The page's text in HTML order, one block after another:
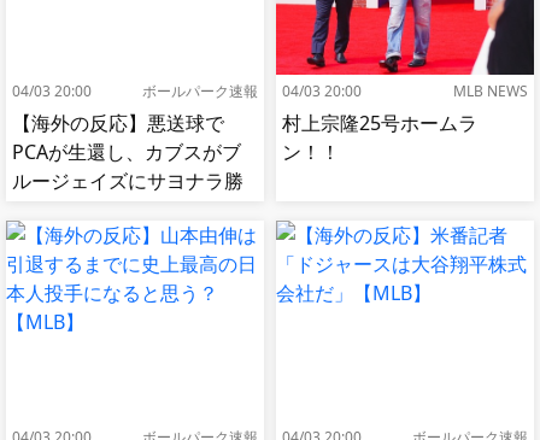
04/03 20:00 ボールパーク速報
【海外の反応】悪送球で
PCAが生還し、カブスがブ
ルージェイズにサヨナラ勝
04/03 20:00 MLB NEWS
村上宗隆25号ホームラ
ン！！